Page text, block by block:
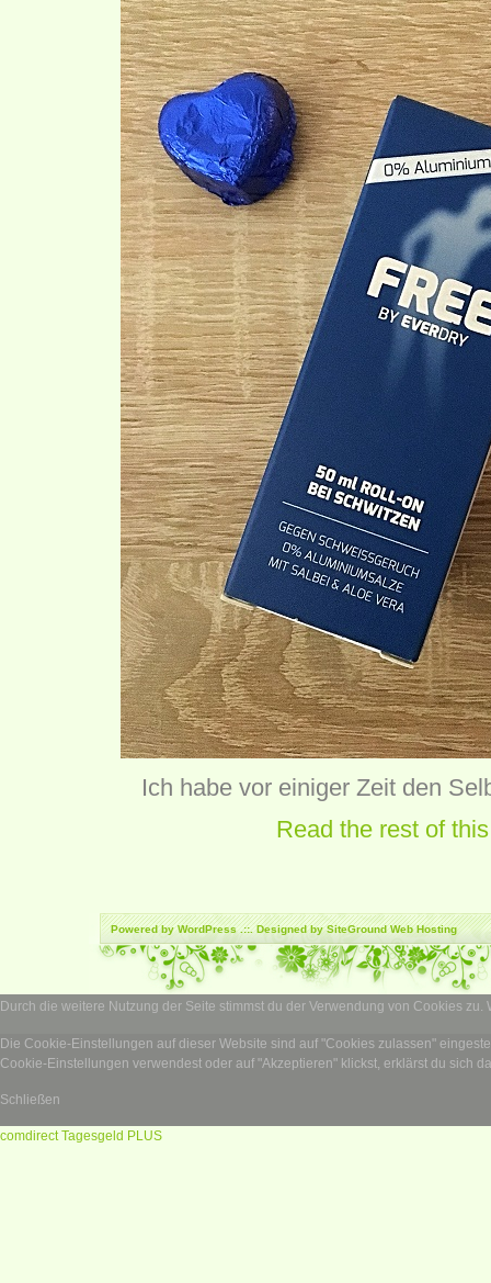
Ich habe vor einiger Zeit den
Read the rest of
Powered byWordPress.::. Designed by SiteGroundWeb Hosting
Durch die weitere Nutzung der Seite stimmst du der Verwendung von Cookies zu.
Die Cookie-Einstellungen auf dieser Website sind auf "Cookies zulassen"
Cookie-Einstellungen verwendest oder auf "Akzeptieren" klickst, erklärst du sich
Schließen
comdirect Tagesgeld PLUS